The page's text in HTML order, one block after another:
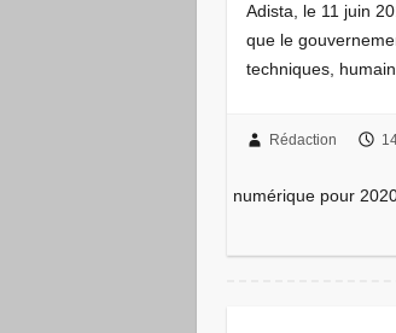
Adista, le 11 juin
que le
techniques,
Rédaction
numérique pour